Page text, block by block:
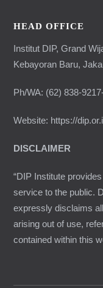
HEAD OFFICE
Institut DIP, Grand
Kebayoran Baru,
Ph/WA: (62) 838-
Website: https://
DISCLAIMER
“DIP Institute
service to the public.
expressly disclaims
arising out of use,
contained within this